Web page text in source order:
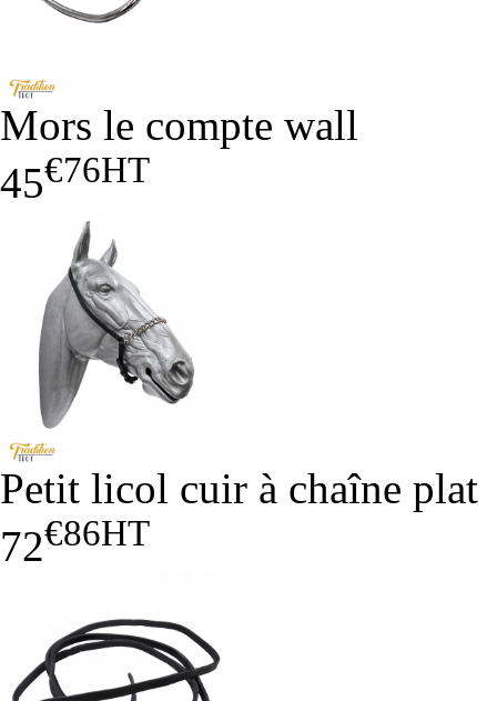
Mors le compte wall
45€76HT
Petit licol cuir à chaîne plat
72€86HT